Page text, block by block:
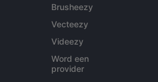
Brusheezy
Vecteezy
Videezy
Word een
provider